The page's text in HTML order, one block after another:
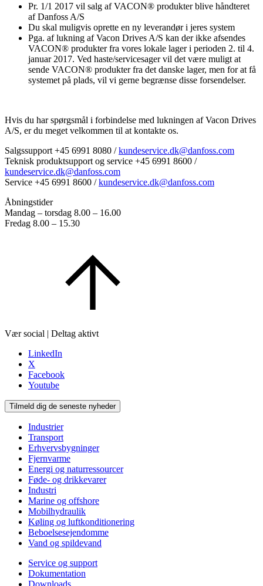
Pr. 1/1 2017 vil salg af VACON® produkter blive håndteret
af Danfoss A/S
Du skal muligvis oprette en ny leverandør i jeres system
Pga. af lukning af Vacon Drives A/S kan der ikke afsendes
VACON® produkter fra vores lokale lager i perioden 2. til 4.
januar 2017. Ved haste/servicesager vil det være muligt at
sende VACON® produkter fra det danske lager, men for at få
systemet på plads, vil vi gerne begrænse disse forsendelser.
Hvis du har spørgsmål i forbindelse med lukningen af Vacon Drives
A/S, er du meget velkommen til at kontakte os.
Salgssupport +45 6991 8080 /kundeservice.dk@danfoss.com
Teknisk produktsupport og service +45 6991 8600 /
kundeservice.dk@danfoss.com
Service +45 6991 8600 /kundeservice.dk@danfoss.com
Åbningstider
Mandag – torsdag 8.00 – 16.00
Fredag 8.00 – 15.30
Vær social | Deltag aktivt
LinkedIn
X
Facebook
Youtube
Tilmeld dig de seneste nyheder
Industrier
Transport
Erhvervsbygninger
Fjernvarme
Energi og naturressourcer
Føde- og drikkevarer
Industri
Marine og offshore
Mobilhydraulik
Køling og luftkonditionering
Beboelsesejendomme
Vand og spildevand
Service og support
Dokumentation
Downloads